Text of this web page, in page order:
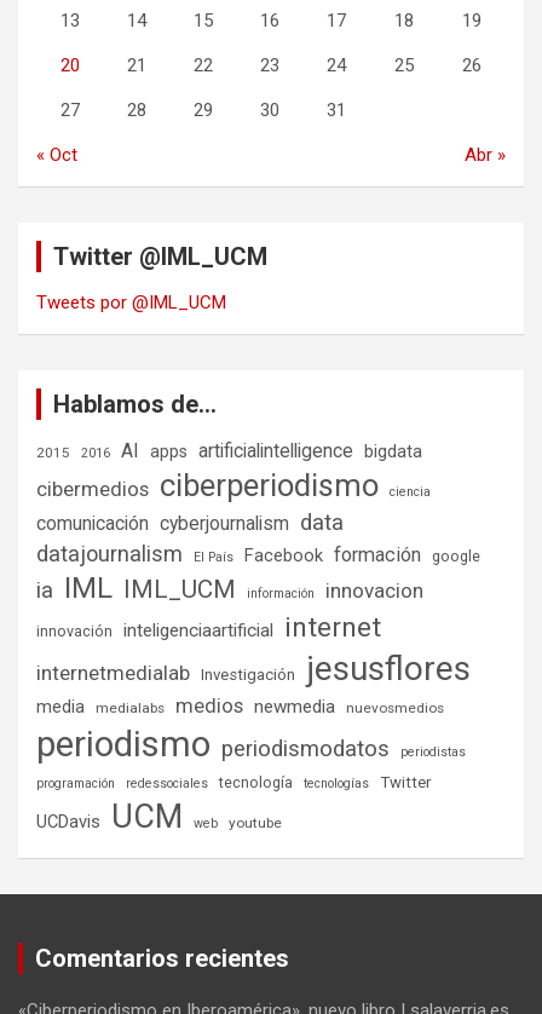
13 14 15 16 17 18 19
20 21 22 23 24 25 26
27 28 29 30 31
« Oct Abr »
Twitter @IML_UCM
Tweets por @IML_UCM
Hablamos de…
2015 2016 AI apps artificialintelligence bigdata
cibermedios ciberperiodismo ciencia
comunicación cyberjournalism data
datajournalism El País Facebook formación google
ia IML IML_UCM información innovacion
innovación inteligenciaartificial internet
internetmedialab Investigación jesusflores
media medialabs medios newmedia nuevosmedios
periodismo periodismodatos
periodistas
programación
redessociales tecnología tecnologías Twitter
UCDavis UCM web youtube
Comentarios recientes